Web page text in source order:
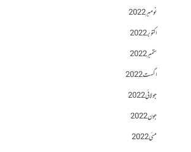
نومبر 2022
اکتوبر 2022
ستمبر 2022
اگست 2022
جولائی 2022
جون 2022
مئی 2022